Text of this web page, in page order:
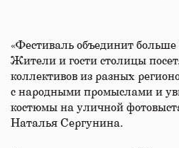
«Фестиваль объединит
Жители и гости столицы
коллективов из разных
с народными промыслами и
костюмы на уличной
Наталья Сергунина.